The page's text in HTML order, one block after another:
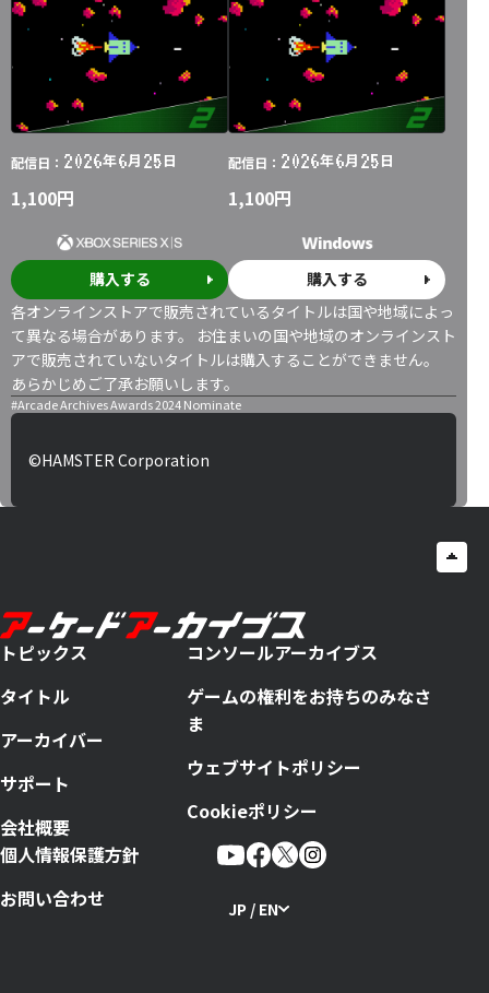
配信日： 2026年6月 25日
1,100円
購入する
配信日： 2026年6月 25日
1,100円
購入する
各オンラインストアで販売されているタイトルは国や地域によっ
て異なる場合があります。 お住まいの国や地域のオンラインスト
アで販売されていないタイトルは購入することができません。
あらかじめご了承お願いします。
#Arcade Archives Awards 2024 Nominate
©HAMSTER Corporation
トピックス
タイトル
アーカイバー
サポート
会社概要
コンソールアーカイブス
ゲームの権利をお持ちのみなさ
ま
ウェブサイトポリシー
Cookieポリシー
個人情報保護方針
お問い合わせ
JP / EN